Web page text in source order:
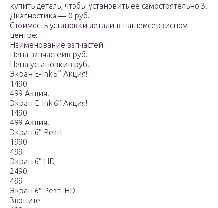
купить деталь, чтобы установить ее самостоятельно.3.
Диагностика — 0 руб.
Стоимость установки детали в нашемсервисном
центре:
Наименование запчастей
Цена запчастейв руб.
Цена установкив руб.
Экран E-Ink 5” Акция!
1490
499 Акция!
Экран E-Ink 6” Акция!
1490
499 Акция!
Экран 6″ Pearl
1990
499
Экран 6″ HD
2490
499
Экран 6″ Pearl HD
Звоните